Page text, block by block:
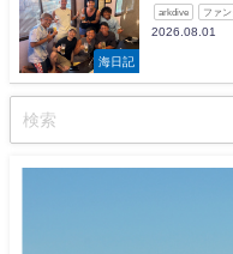
海日記
arkdive ファ
2026.08.01